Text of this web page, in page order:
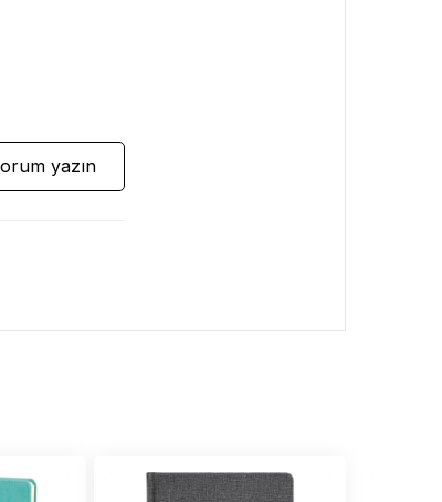
yazın